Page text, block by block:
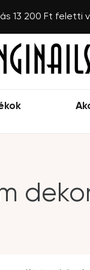
13 200 Ft feletti